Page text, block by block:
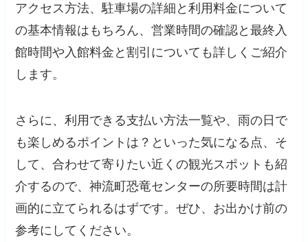
アクセス方法、駐車場の詳細と利用料金について
の基本情報はもちろん、営業時間の確認と最終入
館時間や入館料金と割引についても詳しくご紹介
します。
さらに、利用できる支払い方法一覧や、雨の日で
も楽しめるポイントは？といった気になる点、そ
して、合わせて寄りたい近くの観光スポットも紹
介するので、神流町恐竜センターの所要時間は計
画的に立てられるはずです。ぜひ、お出かけ前の
参考にしてください。